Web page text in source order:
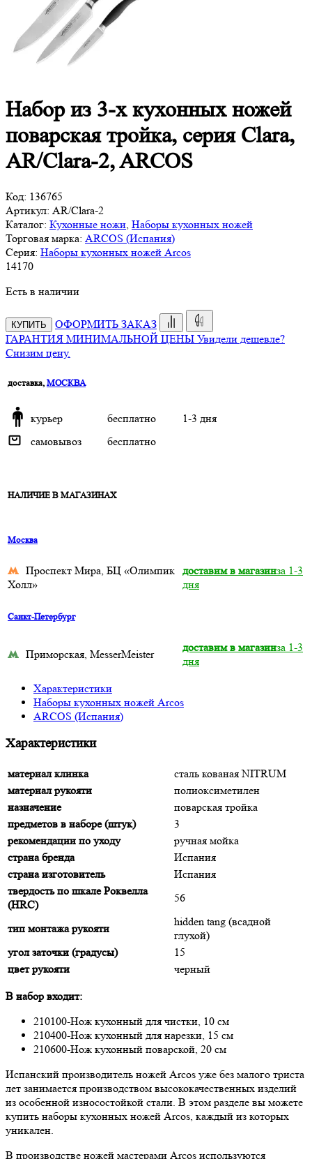
Набор из 3-х кухонных ножей
поварская тройка, серия Clara,
AR/Clara-2, ARCOS
Код: 136765
Артикул: AR/Clara-2
Каталог: Кухонные ножи Наборы кухонных ножей
Торговая марка: ARCOS (Испания)
Серия: Наборы кухонных ножей Arcos
14170
Есть в наличии
КУПИТЬ
ОФОРМИТЬ ЗАКАЗ
ГАРАНТИЯ МИНИМАЛЬНОЙ ЦЕНЫ Увидели дешевле?
Снизим цену.
доставка, МОСКВА
курьер бесплатно
1-3 дня
самовывоз
бесплатно
НАЛИЧИЕ В МАГАЗИНАХ
Москва
Проспект Мира, БЦ «Олимпик
Холл»
доставим в магазинза 1-3
дня
Санкт-Петербург
Приморская, MesserMeister
доставим в магазинза 1-3
дня
Характеристики
Наборы кухонных ножей Arcos
ARCOS (Испания)
Характеристики
материал клинка
сталь кованая NITRUM
материал рукояти
полиоксиметилен
назначение
поварская тройка
предметов в наборе (штук)
3
рекомендации по уходу
ручная мойка
страна бренда
Испания
страна изготовитель
Испания
твердость по шкале Роквелла
(HRC)
56
тип монтажа рукояти
hidden tang (всадной
глухой)
угол заточки (градусы)
15
цвет рукояти
черный
В набор входит:
210100-Нож кухонный для чистки, 10 см
210400-Нож кухонный для нарезки, 15 см
210600-Нож кухонный поварской, 20 см
Испанский производитель ножей Arcos уже без малого триста
лет занимается производством высококачественных изделий
из особенной износостойкой стали. В этом разделе вы можете
купить наборы кухонных ножей Arcos, каждый из которых
уникален.
В производстве ножей мастерами Arcos используются